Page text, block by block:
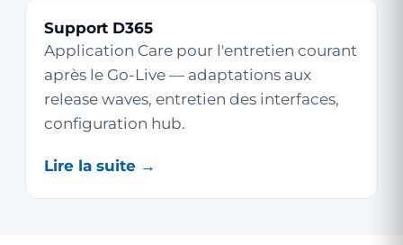
Support D365
Application Care pour l'entretien courant
après le Go-Live — adaptations aux
release waves, entretien des interfaces,
configuration hub.
Lire la suite →